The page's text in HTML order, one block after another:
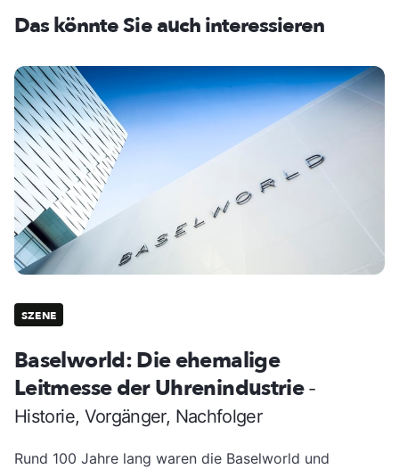
Das könnte Sie auch interessieren
SZENE
Baselworld: Die ehemalige
Leitmesse der Uhrenindustrie -
Historie, Vorgänger, Nachfolger
Rund 100 Jahre lang waren die Baselworld und